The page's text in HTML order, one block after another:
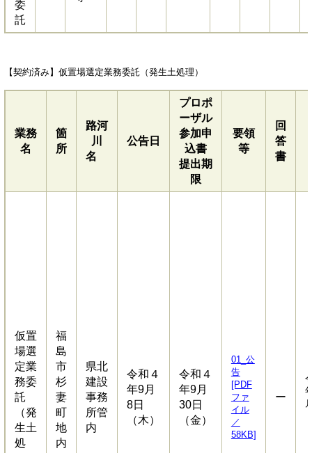
委
託
【契約済み】仮置場選定業務委託（発生土処理）
業務
名
箇
所
路河
川
名
公告日
プロポ
ーザル
参加申
込書
提出期
限
要領
等
回
答
書
仮置
場選
定業
務委
託
（発
生土
処
福
島
市
杉
妻
町
地
内
県北
建設
事務
所管
内
令和４
年9月
8日
（木）
令和４
年9月
30日
（金）
01_公
告
[PDF
ファ
イル
／
58KB]
ー